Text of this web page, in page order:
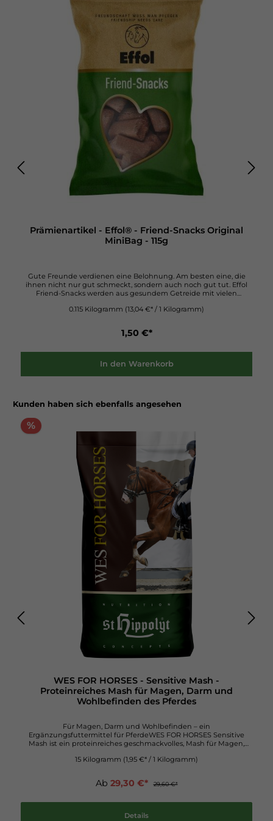
Schafgarbe, Eichenrinde, Vogelknöterich, Origanum,
Gänsefingerkraut, Weißer Andorn, Ringelblume (Calendula)
Inhaltsstoffe: Analytische Bestandteile und GehalteRohprotein 9,5
%, Rohfette 3 %, Rohfaser 28 %, Rohasche 8,6 %
MineralstoffeCalcium 1,58 %, Phosphor 0,19 %, Natrium 0,06%
Prämienartikel - Effol® - Friend-Snacks Original
MiniBag - 115g
Gute Freunde verdienen eine Belohnung. Am besten eine, die
ihnen nicht nur gut schmeckt, sondern auch noch gut tut. Effol
Friend-Snacks werden aus gesundem Getreide mit vielen
Rohrzuckermelasse macht sie so schmackhaft.Durch die
gesunde und schöne Art das Pferd zu
belohnen.Ergänzungsfuttermittel für Pferde und Ponys.
0.115 Kilogramm (13,04 €* / 1 Kilogramm)
1,50 €*
In den Warenkorb
Kunden haben sich ebenfalls angesehen
%
WES FOR HORSES - Sensitive Mash -
Proteinreiches Mash für Magen, Darm und
Wohlbefinden des Pferdes
Für Magen, Darm und Wohlbefinden – ein
Ergänzungsfuttermittel für PferdeWES FOR HORSES Sensitive
Mash ist ein proteinreiches geschmackvolles, Mash für Magen,
sowie Pferde mit Muskel- & Stoffwechselproblemen sehr gut
erleichtern die Darmpassage, Leinsamen liefern Schleimstoffe
zum Schutz der Magen-Darmschleimhaut, mit wertvollen
Darmgesundheit und ohne Zusatz von Getreide, Soja & Luzerne.
15 Kilogramm (1,95 €* / 1 Kilogramm)
Ab 29,30 €* 29,60 €*
Details